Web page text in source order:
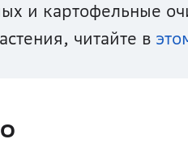
и картофельные
читайте в